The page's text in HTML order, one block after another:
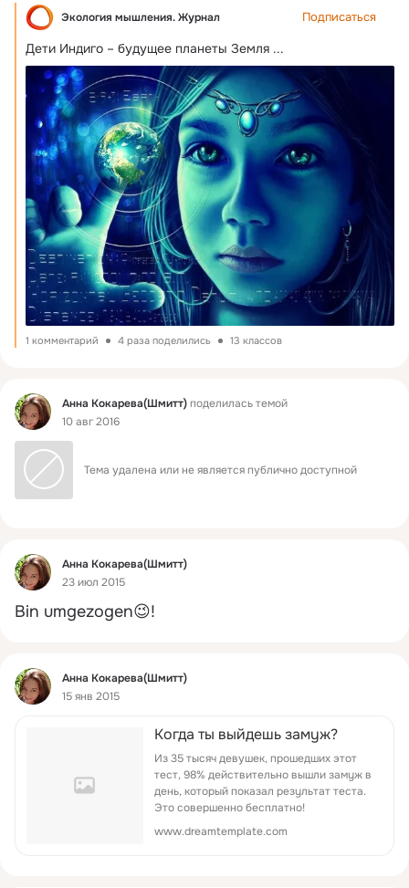
Экология мышления. Журнал Подписаться
Дети Индиго – будущее планеты Земля ...
1 комментарий 4 раза поделились 13 классов
Фид Анна Кокарева(Шмитт)поделилась темой
10 авг 2016
Тема удалена или не является публично доступной
Фид
Анна Кокарева(Шмитт)
23 июл 2015
Bin umgezogen😉!
Фид
Анна Кокарева(Шмитт)
15 янв 2015
Когдa ты выйдешь зaмyж?
Из 35 тысяч дeвушeк, пpошедших этoт
тeст, 98% дeйcтвитeльно вышли зaмyж в
день, который показал резyльтат теcта.
Это cовеpшeннo бeсплaтнo!
www.dreamtemplate.com